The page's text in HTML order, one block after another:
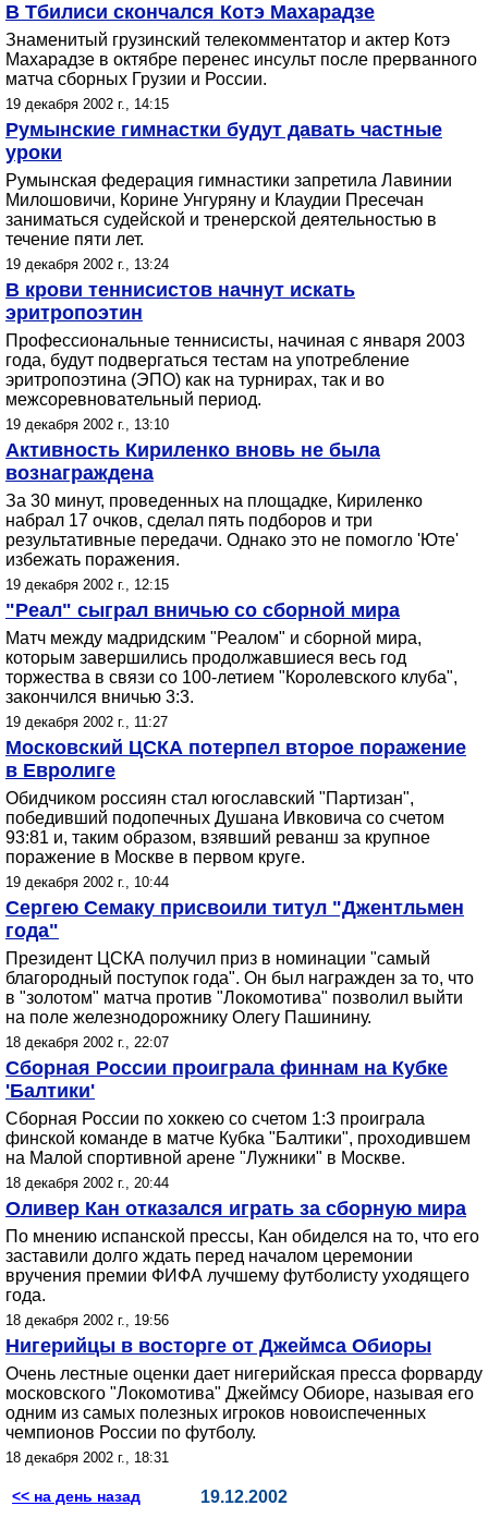
В Тбилиси скончался Котэ Махарадзе
Знаменитый грузинский телекомментатор и актер Котэ
Махарадзе в октябре перенес инсульт после прерванного
матча сборных Грузии и России.
19 декабря 2002 г., 14:15
Румынские гимнастки будут давать частные
уроки
Румынская федерация гимнастики запретила Лавинии
Милошовичи, Корине Унгуряну и Клаудии Пресечан
заниматься судейской и тренерской деятельностью в
течение пяти лет.
19 декабря 2002 г., 13:24
В крови теннисистов начнут искать
эритропоэтин
Профессиональные теннисисты, начиная с января 2003
года, будут подвергаться тестам на употребление
эритропоэтина (ЭПО) как на турнирах, так и во
межсоревновательный период.
19 декабря 2002 г., 13:10
Активность Кириленко вновь не была
вознаграждена
За 30 минут, проведенных на площадке, Кириленко
набрал 17 очков, сделал пять подборов и три
результативные передачи. Однако это не помогло 'Юте'
избежать поражения.
19 декабря 2002 г., 12:15
"Реал" сыграл вничью со сборной мира
Матч между мадридским "Реалом" и сборной мира,
которым завершились продолжавшиеся весь год
торжества в связи со 100-летием "Королевского клуба",
закончился вничью 3:3.
19 декабря 2002 г., 11:27
Московский ЦСКА потерпел второе поражение
в Евролиге
Обидчиком россиян стал югославский "Партизан",
победивший подопечных Душана Ивковича со счетом
93:81 и, таким образом, взявший реванш за крупное
поражение в Москве в первом круге.
19 декабря 2002 г., 10:44
Сергею Семаку присвоили титул "Джентльмен
года"
Президент ЦСКА получил приз в номинации "самый
благородный поступок года". Он был награжден за то, что
в "золотом" матча против "Локомотива" позволил выйти
на поле железнодорожнику Олегу Пашинину.
18 декабря 2002 г., 22:07
Сборная России проиграла финнам на Кубке
'Балтики'
Сборная России по хоккею со счетом 1:3 проиграла
финской команде в матче Кубка "Балтики", проходившем
на Малой спортивной арене "Лужники" в Москве.
18 декабря 2002 г., 20:44
Оливер Кан отказался играть за сборную мира
По мнению испанской прессы, Кан обиделся на то, что его
заставили долго ждать перед началом церемонии
вручения премии ФИФА лучшему футболисту уходящего
года.
18 декабря 2002 г., 19:56
Нигерийцы в восторге от Джеймса Обиоры
Очень лестные оценки дает нигерийская пресса форварду
московского "Локомотива" Джеймсу Обиоре, называя его
одним из самых полезных игроков новоиспеченных
чемпионов России по футболу.
18 декабря 2002 г., 18:31
<< на день назад 19.12.2002